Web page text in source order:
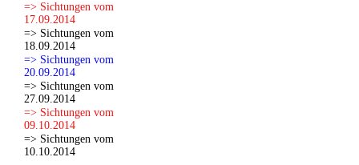
=> Sichtungen vom
17.09.2014
=> Sichtungen vom
18.09.2014
=> Sichtungen vom
20.09.2014
=> Sichtungen vom
27.09.2014
=> Sichtungen vom
09.10.2014
=> Sichtungen vom
10.10.2014